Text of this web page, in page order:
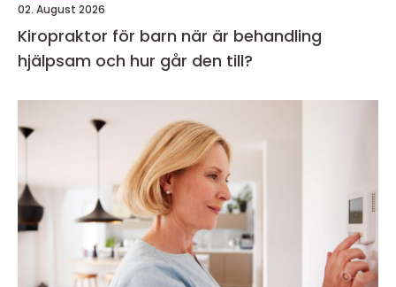
02. August 2026
Kiropraktor för barn när är behandling
hjälpsam och hur går den till?